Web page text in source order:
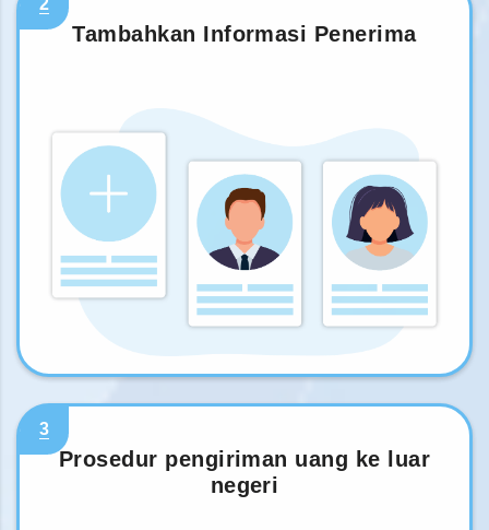
2
Tambahkan Informasi Penerima
3
Prosedur pengiriman uang ke luar
negeri